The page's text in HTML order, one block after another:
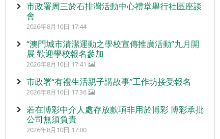
市政署周三於石排灣活動中心禮堂舉行社區座談
會
2026年8月10日 17:44
“澳門城市清潔運動之學校宣傳推廣活動”九月開
展 歡迎學校報名參加
2026年8月10日 17:41
市政署“有禮生活親子講故事”工作坊接受報名
2026年8月10日 17:36
若在博彩中介人處存放款項非用於博彩 博彩承批
公司無須負責
2026年8月10日 17:00